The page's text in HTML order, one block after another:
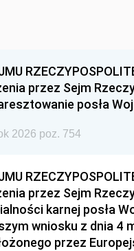
przez Sejm
posła
2026 poz. 754
przez Sejm
karnej posła
wniosku z dnia 4
przez